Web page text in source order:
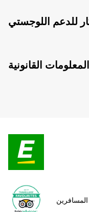
للدعم اللوجستي
المعلومات القانونية